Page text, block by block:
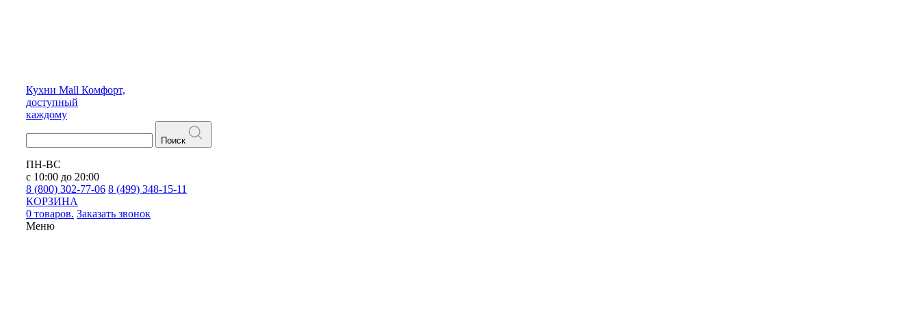
Кухни Mall Комфорт,
доступный
каждому
Поиск
ПН-ВС
с 10:00 до 20:00
8 (800) 302-77-06 8 (499) 348-15-11
КОРЗИНА
0 товаров. Заказать звонок
Меню